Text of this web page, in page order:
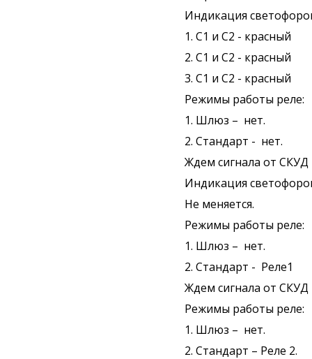
Индикация
1. С1 и С2 - красный
2. С1 и С2 - красный
3. С1 и С2 - красный
Режимы работы реле:
1. Шлюз – нет.
2. Стандарт - нет.
Ждем сигнала от СКУД
Индикация
Не меняется.
Режимы работы реле:
1. Шлюз – нет.
2. Стандарт - Реле1
Ждем сигнала от СКУД
Режимы работы реле:
1. Шлюз – нет.
2. Стандарт – Реле 2.